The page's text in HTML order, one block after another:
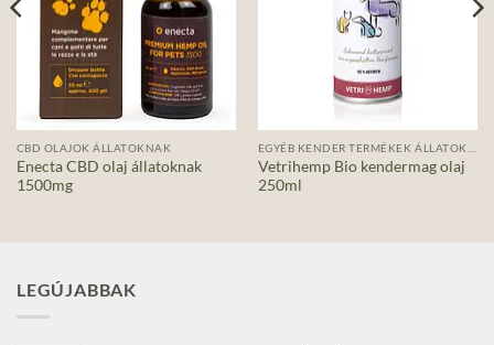
CBD OLAJOK ÁLLATOKNAK
Enecta CBD olaj állatoknak
1500mg
Vetrihemp Bio kendermag olaj
250ml
LEGÚJABBAK